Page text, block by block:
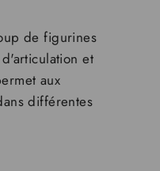
de figurines
et
aux
différentes